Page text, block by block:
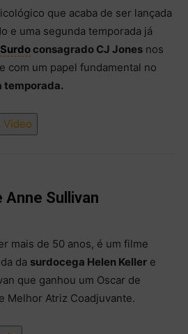
que acaba de ser lançada
e uma segunda temporada já
Surdoconsagrado CJ Jones nos
com um papel fundamental no
temporada.
Video
Anne Sullivan
mais de 50 anos, é um filme
da surdocega Helen Keller e
que ganhou um Oscar de
Melhor Atriz Coadjuvante.